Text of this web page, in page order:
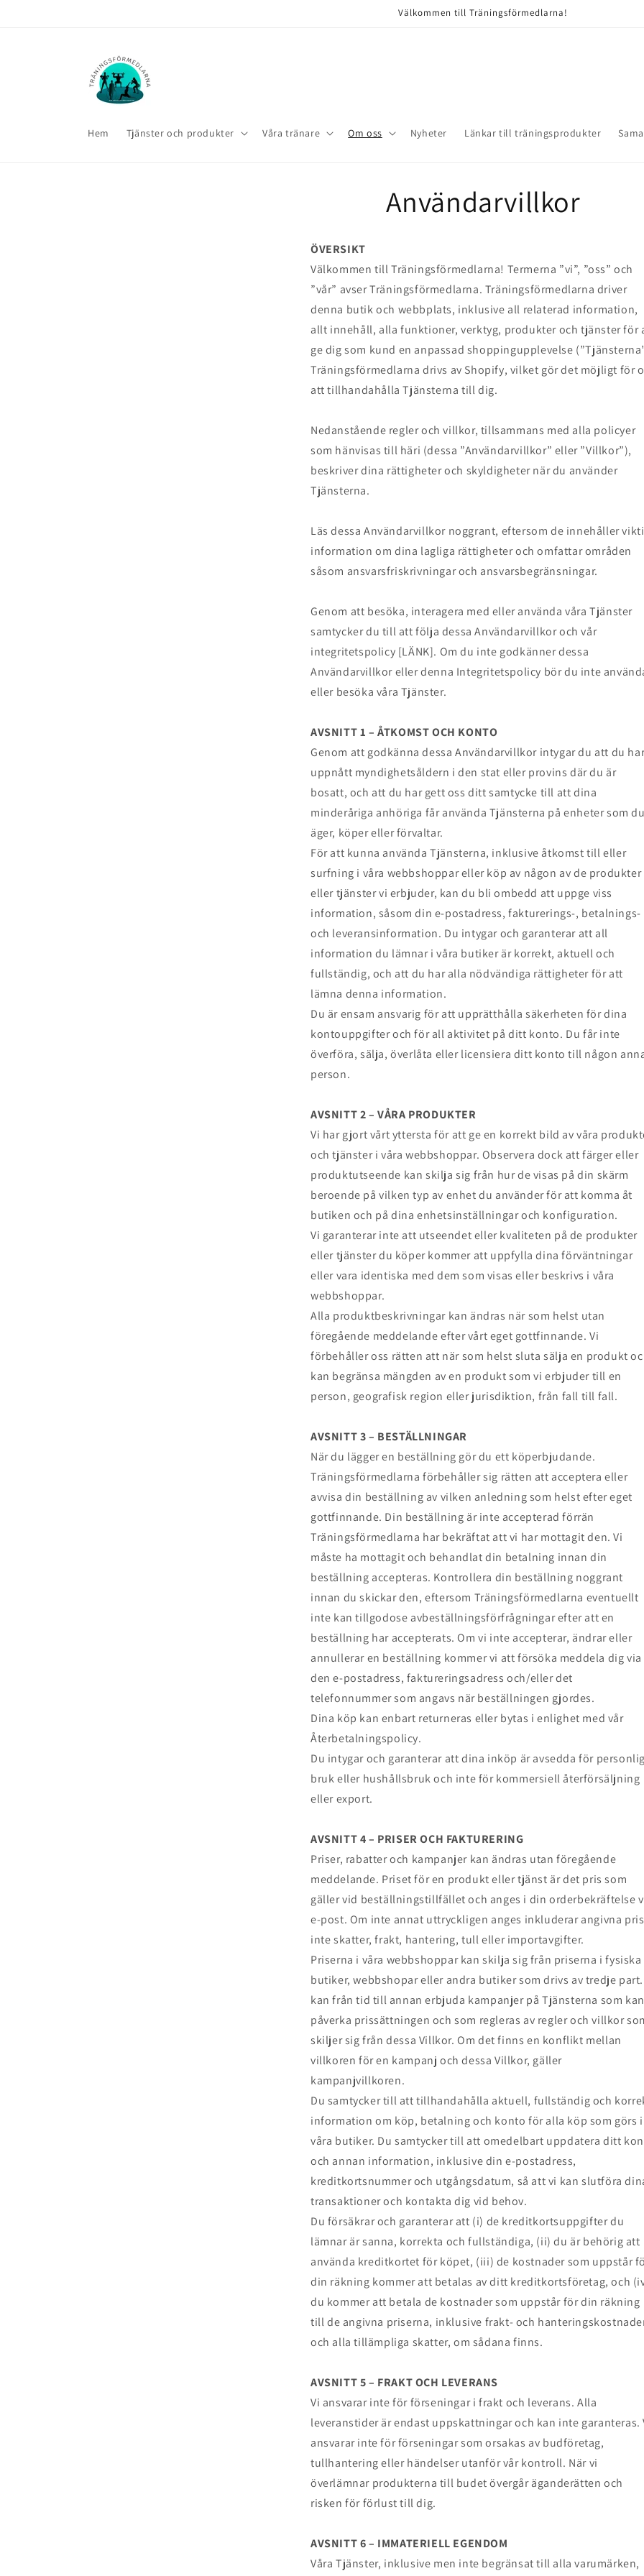
Välkommen till Träningsförmedlarna!
Hem Tjänster och produkter Våra tränare Om oss Nyheter Länkar till träningsprodukter
Användarvillkor
ÖVERSIKT
Välkommen till Träningsförmedlarna! Termerna ”vi”, ”oss” och
”vår” avser Träningsförmedlarna. Träningsförmedlarna driver
denna butik och webbplats, inklusive all relaterad information,
allt innehåll, alla funktioner, verktyg, produkter och tjänster för
ge dig som kund en anpassad shoppingupplevelse
Träningsförmedlarna drivs av Shopify, vilket gör det möjligt för
att tillhandahålla Tjänsterna till dig.
Nedanstående regler och villkor, tillsammans med alla policyer
som hänvisas till häri (dessa ”Användarvillkor” eller ”Villkor”),
beskriver dina rättigheter och skyldigheter när du använder
Tjänsterna.
Läs dessa Användarvillkor noggrant, eftersom de innehåller
information om dina lagliga rättigheter och omfattar områden
såsom ansvarsfriskrivningar och ansvarsbegränsningar.
Genom att besöka, interagera med eller använda våra Tjänster
samtycker du till att följa dessa Användarvillkor och vår
integritetspolicy [LÄNK]. Om du inte godkänner dessa
Användarvillkor eller denna Integritetspolicy bör du inte
eller besöka våra Tjänster.
AVSNITT 1 – ÅTKOMST OCH KONTO
Genom att godkänna dessa Användarvillkor intygar du att du
uppnått myndighetsåldern i den stat eller provins där du är
bosatt, och att du har gett oss ditt samtycke till att dina
minderåriga anhöriga får använda Tjänsterna på enheter som du
äger, köper eller förvaltar.
För att kunna använda Tjänsterna, inklusive åtkomst till eller
surfning i våra webbshoppar eller köp av någon av de produkter
eller tjänster vi erbjuder, kan du bli ombedd att uppge viss
information, såsom din e-postadress, fakturerings-, betalnings-
och leveransinformation. Du intygar och garanterar att all
information du lämnar i våra butiker är korrekt, aktuell och
fullständig, och att du har alla nödvändiga rättigheter för att
lämna denna information.
Du är ensam ansvarig för att upprätthålla säkerheten för dina
kontouppgifter och för all aktivitet på ditt konto. Du får inte
överföra, sälja, överlåta eller licensiera ditt konto till någon
person.
AVSNITT 2 – VÅRA PRODUKTER
Vi har gjort vårt yttersta för att ge en korrekt bild av våra
och tjänster i våra webbshoppar. Observera dock att färger eller
produktutseende kan skilja sig från hur de visas på din skärm
beroende på vilken typ av enhet du använder för att komma åt
butiken och på dina enhetsinställningar och konfiguration.
Vi garanterar inte att utseendet eller kvaliteten på de produkter
eller tjänster du köper kommer att uppfylla dina förväntningar
eller vara identiska med dem som visas eller beskrivs i våra
webbshoppar.
Alla produktbeskrivningar kan ändras när som helst utan
föregående meddelande efter vårt eget gottfinnande. Vi
förbehåller oss rätten att när som helst sluta sälja en produkt
kan begränsa mängden av en produkt som vi erbjuder till en
person, geografisk region eller jurisdiktion, från fall till fall.
AVSNITT 3 – BESTÄLLNINGAR
När du lägger en beställning gör du ett köperbjudande.
Träningsförmedlarna förbehåller sig rätten att acceptera eller
avvisa din beställning av vilken anledning som helst efter eget
gottfinnande. Din beställning är inte accepterad förrän
Träningsförmedlarna har bekräftat att vi har mottagit den. Vi
måste ha mottagit och behandlat din betalning innan din
beställning accepteras. Kontrollera din beställning noggrant
innan du skickar den, eftersom Träningsförmedlarna eventuellt
inte kan tillgodose avbeställningsförfrågningar efter att en
beställning har accepterats. Om vi inte accepterar, ändrar eller
annullerar en beställning kommer vi att försöka meddela dig via
den e-postadress, faktureringsadress och/eller det
telefonnummer som angavs när beställningen gjordes.
Dina köp kan enbart returneras eller bytas i enlighet med vår
Återbetalningspolicy.
Du intygar och garanterar att dina inköp är avsedda för
bruk eller hushållsbruk och inte för kommersiell återförsäljning
eller export.
AVSNITT 4 – PRISER OCH FAKTURERING
Priser, rabatter och kampanjer kan ändras utan föregående
meddelande. Priset för en produkt eller tjänst är det pris som
gäller vid beställningstillfället och anges i din orderbekräftelse
e-post. Om inte annat uttryckligen anges inkluderar angivna
inte skatter, frakt, hantering, tull eller importavgifter.
Priserna i våra webbshoppar kan skilja sig från priserna i fysiska
butiker, webbshopar eller andra butiker som drivs av tredje part.
kan från tid till annan erbjuda kampanjer på Tjänsterna som kan
påverka prissättningen och som regleras av regler och villkor
skiljer sig från dessa Villkor. Om det finns en konflikt mellan
villkoren för en kampanj och dessa Villkor, gäller
kampanjvillkoren.
Du samtycker till att tillhandahålla aktuell, fullständig och
information om köp, betalning och konto för alla köp som görs i
våra butiker. Du samtycker till att omedelbart uppdatera ditt
och annan information, inklusive din e-postadress,
kreditkortsnummer och utgångsdatum, så att vi kan slutföra
transaktioner och kontakta dig vid behov.
Du försäkrar och garanterar att (i) de kreditkortsuppgifter du
lämnar är sanna, korrekta och fullständiga, (ii) du är behörig att
använda kreditkortet för köpet, (iii) de kostnader som uppstår
din räkning kommer att betalas av ditt kreditkortsföretag, och
du kommer att betala de kostnader som uppstår för din räkning
till de angivna priserna, inklusive frakt- och
och alla tillämpliga skatter, om sådana finns.
AVSNITT 5 – FRAKT OCH LEVERANS
Vi ansvarar inte för förseningar i frakt och leverans. Alla
leveranstider är endast uppskattningar och kan inte garanteras.
ansvarar inte för förseningar som orsakas av budföretag,
tullhantering eller händelser utanför vår kontroll. När vi
överlämnar produkterna till budet övergår äganderätten och
risken för förlust till dig.
AVSNITT 6 – IMMATERIELL EGENDOM
Våra Tjänster, inklusive men inte begränsat till alla varumärken,